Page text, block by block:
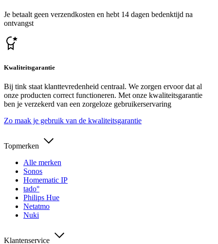
Je betaalt geen verzendkosten en hebt 14 dagen bedenktijd na
ontvangst
Kwaliteitsgarantie
Bij tink staat klanttevredenheid centraal. We zorgen ervoor dat al
onze producten correct functioneren. Met onze kwaliteitsgarantie
ben je verzekerd van een zorgeloze gebruikerservaring
Zo maak je gebruik van de kwaliteitsgarantie
Topmerken
Alle merken
Sonos
Homematic IP
tado°
Philips Hue
Netatmo
Nuki
Klantenservice